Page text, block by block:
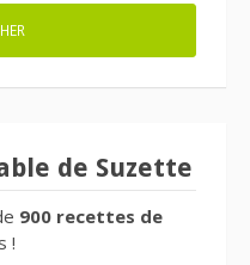
de Suzette
900 recettes de
!